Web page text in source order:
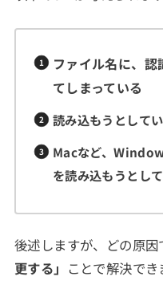
ファイル名に、
てしまっている
読み込もうとして
Macなど、
を読み込もうとし
後述しますが、どの原因
更する」 ことで解決でき